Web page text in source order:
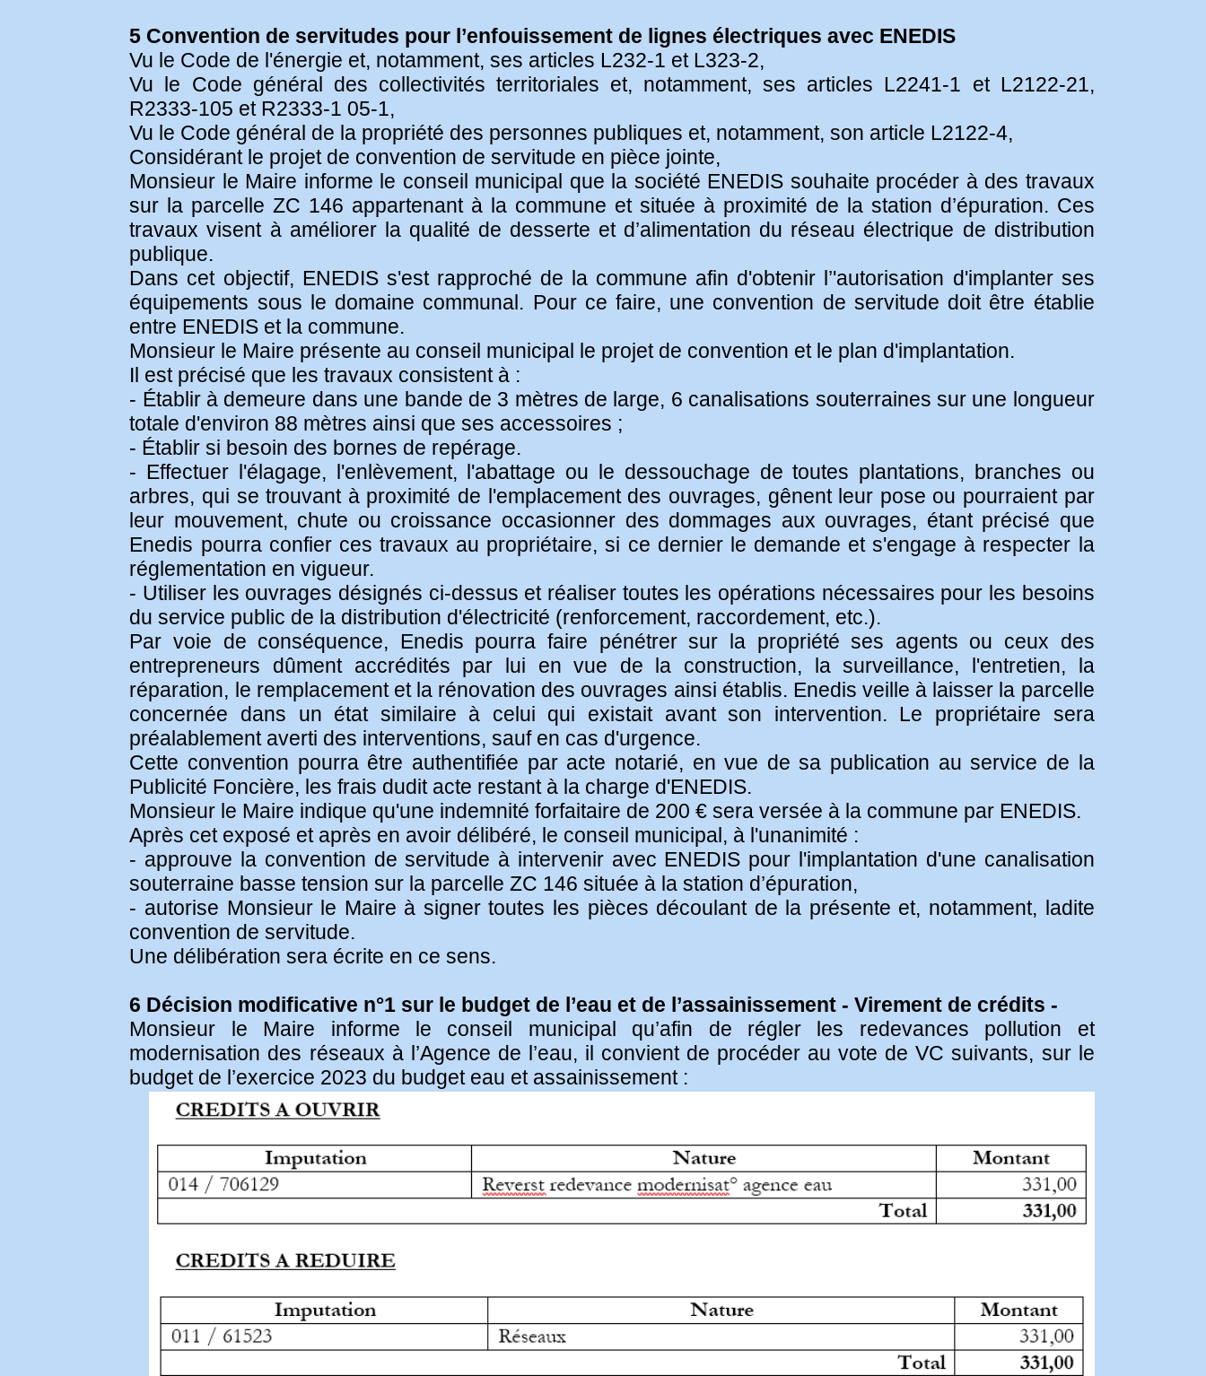
5 Convention de servitudes pour l’enfouissement de lignes électriques avec ENEDIS
Vu le Code de l'énergie et, notamment, ses articles L232-1 et L323-2,
Vu le Code général des collectivités territoriales et, notamment, ses articles L2241-1 et L2122-21,
R2333-105 et R2333-1 05-1,
Vu le Code général de la propriété des personnes publiques et, notamment, son article L2122-4,
Considérant le projet de convention de servitude en pièce jointe,
Monsieur le Maire informe le conseil municipal que la société ENEDIS souhaite procéder à des travaux
sur la parcelle ZC 146 appartenant à la commune et située à proximité de la station d’épuration. Ces
travaux visent à améliorer la qualité de desserte et d’alimentation du réseau électrique de distribution
publique.
Dans cet objectif, ENEDIS s'est rapproché de la commune afin d'obtenir l’'autorisation d'implanter ses
équipements sous le domaine communal. Pour ce faire, une convention de servitude doit être établie
entre ENEDIS et la commune.
Monsieur le Maire présente au conseil municipal le projet de convention et le plan d'implantation.
Il est précisé que les travaux consistent à :
- Établir à demeure dans une bande de 3 mètres de large, 6 canalisations souterraines sur une longueur
totale d'environ 88 mètres ainsi que ses accessoires ;
- Établir si besoin des bornes de repérage.
- Effectuer l'élagage, l'enlèvement, l'abattage ou le dessouchage de toutes plantations, branches ou
arbres, qui se trouvant à proximité de l'emplacement des ouvrages, gênent leur pose ou pourraient par
leur mouvement, chute ou croissance occasionner des dommages aux ouvrages, étant précisé que
Enedis pourra confier ces travaux au propriétaire, si ce dernier le demande et s'engage à respecter la
réglementation en vigueur.
- Utiliser les ouvrages désignés ci-dessus et réaliser toutes les opérations nécessaires pour les besoins
du service public de la distribution d'électricité (renforcement, raccordement, etc.).
Par voie de conséquence, Enedis pourra faire pénétrer sur la propriété ses agents ou ceux des
entrepreneurs dûment accrédités par lui en vue de la construction, la surveillance, l'entretien, la
réparation, le remplacement et la rénovation des ouvrages ainsi établis. Enedis veille à laisser la parcelle
concernée dans un état similaire à celui qui existait avant son intervention. Le propriétaire sera
préalablement averti des interventions, sauf en cas d'urgence.
Cette convention pourra être authentifiée par acte notarié, en vue de sa publication au service de la
Publicité Foncière, les frais dudit acte restant à la charge d'ENEDIS.
Monsieur le Maire indique qu'une indemnité forfaitaire de 200 € sera versée à la commune par ENEDIS.
Après cet exposé et après en avoir délibéré, le conseil municipal, à l'unanimité :
- approuve la convention de servitude à intervenir avec ENEDIS pour l'implantation d'une canalisation
souterraine basse tension sur la parcelle ZC 146 située à la station d’épuration,
- autorise Monsieur le Maire à signer toutes les pièces découlant de la présente et, notamment, ladite
convention de servitude.
Une délibération sera écrite en ce sens.
6 Décision modificative n°1 sur le budget de l’eau et de l’assainissement - Virement de crédits -
Monsieur le Maire informe le conseil municipal qu’afin de régler les redevances pollution et
modernisation des réseaux à l’Agence de l’eau, il convient de procéder au vote de VC suivants, sur le
budget de l’exercice 2023 du budget eau et assainissement :